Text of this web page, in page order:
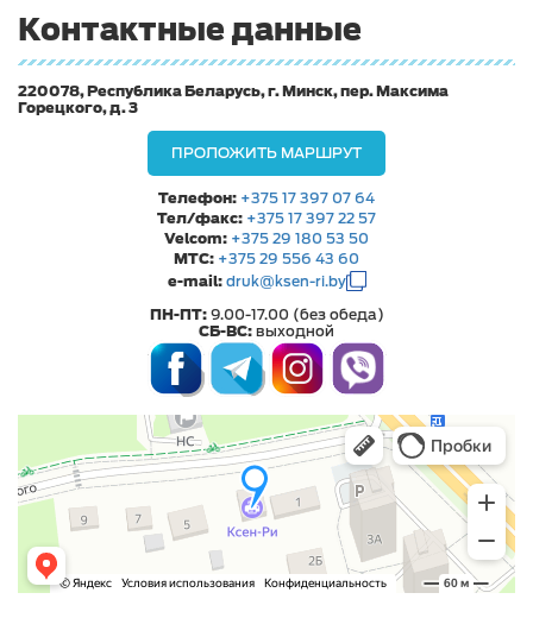
Контактные данные
220078, Республика Беларусь, г. Минск, пер. Максима
Горецкого, д. 3
ПРОЛОЖИТЬ МАРШРУТ
Телефон: +375 17 397 07 64
Тел/факс: +375 17 397 22 57
Velcom: +375 29 180 53 50
МТС: +375 29 556 43 60
e-mail: druk@ksen-ri.by
ПН-ПТ:9.00-17.00 (без обеда)
СБ-ВС: выходной